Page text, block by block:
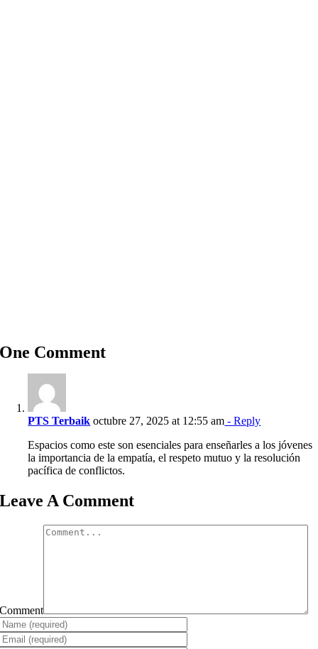
One Comment
PTS Terbaik octubre 27, 2025 at 12:55 am - Reply
Espacios como este son esenciales para enseñarles a los jóvenes
la importancia de la empatía, el respeto mutuo y la resolución
pacífica de conflictos.
Leave A Comment
Comment